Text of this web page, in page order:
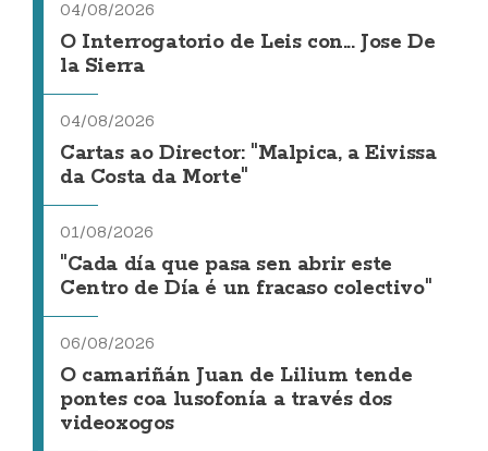
04/08/2026
O Interrogatorio de Leis con... Jose De
la Sierra
04/08/2026
Cartas ao Director: "Malpica, a Eivissa
da Costa da Morte"
01/08/2026
"Cada día que pasa sen abrir este
Centro de Día é un fracaso colectivo"
06/08/2026
O camariñán Juan de Lilium tende
pontes coa lusofonía a través dos
videoxogos